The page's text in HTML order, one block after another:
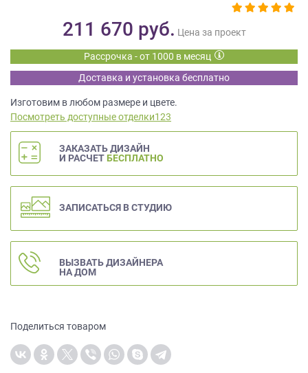
211 670 руб. Цена за проект
Рассрочка - от 1000 в месяц
Доставка и установка бесплатно
Изготовим в любом размере и цвете.
Посмотреть доступные отделки123
ЗАКАЗАТЬ ДИЗАЙН
И РАСЧЕТ БЕСПЛАТНО
ЗАПИСАТЬСЯ В СТУДИЮ
ВЫЗВАТЬ ДИЗАЙНЕРА
НА ДОМ
Поделиться товаром